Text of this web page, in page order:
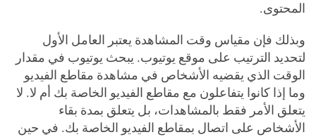
المحتوى.
وبذلك فإن مقياس وقت المشاهدة يعتبر العامل الأول
لتحديد الترتيب على موقع يوتيوب. يبحث يوتيوب في مقدار
الوقت الذي يقضيه الأشخاص في مشاهدة مقاطع الفيديو
وما إذا كانوا يتفاعلون مع مقاطع الفيديو الخاصة بك أم لا. لا
يتعلق الأمر فقط بالمشاهدات، بل يتعلق بمدة بقاء
الأشخاص على اتصال بمقاطع الفيديو الخاصة بك. في حين